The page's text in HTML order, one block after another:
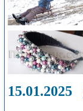
15.01.2025